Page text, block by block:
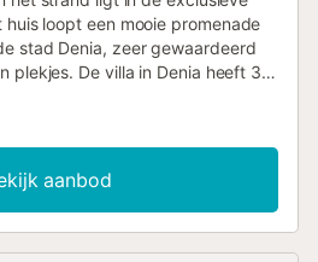
huis loopt een mooie promenade
stad Denia, zeer gewaardeerd
plekjes. De villa in Denia heeft 3
grasvelden en andere
het comfort van onze gasten. Het
verwarmd). Bij binnenkomst in
eetkamer, deze heeft grote
Het heeft ook een open haard,
aanbod